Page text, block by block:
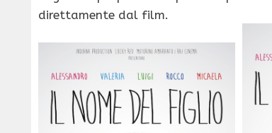
direttamente dal film.